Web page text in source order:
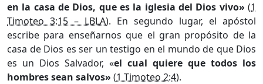
en la casa de Dios, que es la iglesia del Dios vivo» (1
Timoteo 3:15 – LBLA). En segundo lugar, el apóstol
escribe para enseñarnos que el gran propósito de la
casa de Dios es ser un testigo en el mundo de que Dios
es un Dios Salvador, «el cual quiere que todos los
hombres sean salvos» (1 Timoteo 2:4).